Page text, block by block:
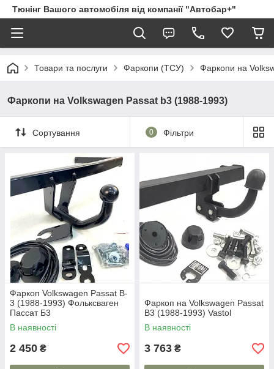
Тюнінг Вашого автомобіля від компанії "Автобар+"
Товари та послуги Фаркопи (ТСУ) Фаркопи на
Фаркопи на Volkswagen Passat b3 (1988-1993)
Сортування 0 Фільтри
Фаркоп Volkswagen Passat B-
3 (1988-1993) Фольксваген
Пассат Б3
В наявності
2 450 ₴
Фаркоп на Volkswagen Passat
B3 (1988-1993) Vastol
В наявності
3 763 ₴